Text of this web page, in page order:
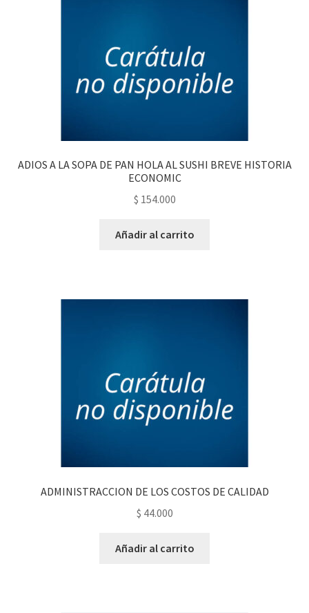
ADIOS A LA SOPA DE PAN HOLA AL SUSHI BREVE HISTORIA
ECONOMIC
$ 154.000
Añadir al carrito
ADMINISTRACCION DE LOS COSTOS DE CALIDAD
$ 44.000
Añadir al carrito